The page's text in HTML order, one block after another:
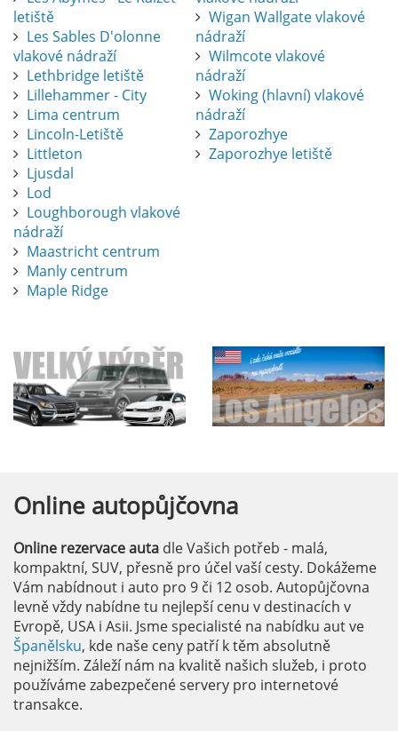
letiště
Les Sables D'olonne
vlakové nádraží
Lethbridge letiště
Lillehammer - City
Lima centrum
Lincoln-Letiště
Littleton
Ljusdal
Lod
Loughborough vlakové
nádraží
Maastricht centrum
Manly centrum
Maple Ridge
Wigan Wallgate vlakové
nádraží
Wilmcote vlakové
nádraží
Woking (hlavní) vlakové
nádraží
Zaporozhye
Zaporozhye letiště
Online autopůjčovna
Online rezervace auta dle Vašich potřeb - malá,
kompaktní, SUV, přesně pro účel vaší cesty. Dokážeme
Vám nabídnout i auto pro 9 či 12 osob. Autopůjčovna
levně vždy nabídne tu nejlepší cenu v destinacích v
Evropě, USA i Asii. Jsme specialisté na nabídku aut ve
Španělsku, kde naše ceny patří k těm absolutně
nejnižším. Záleží nám na kvalitě našich služeb, i proto
používáme zabezpečené servery pro internetové
transakce.